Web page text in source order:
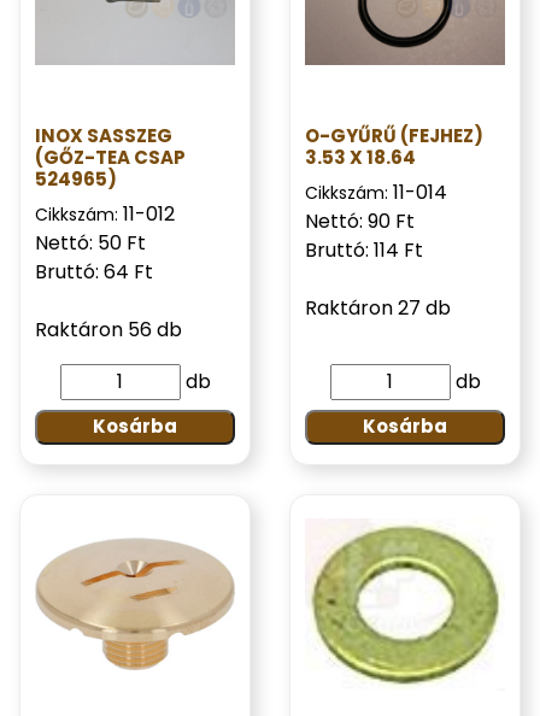
INOX SASSZEG
(GŐZ-TEA CSAP
524965)
Cikkszám: 11-012
Nettó: 50 Ft
Bruttó: 64 Ft
Raktáron 56 db
db
Kosárba
O-GYŰRŰ (FEJHEZ)
3.53 X 18.64
Cikkszám: 11-014
Nettó: 90 Ft
Bruttó: 114 Ft
Raktáron 27 db
db
Kosárba